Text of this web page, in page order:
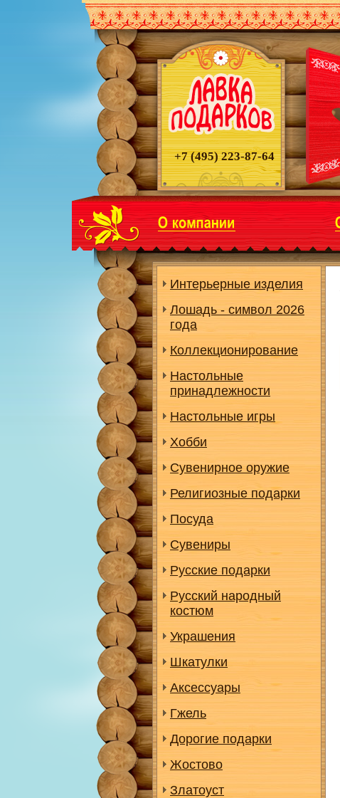
+7 (495) 223-87-64
Интерьерные изделия
Лошадь - символ 2026
года
Коллекционирование
Настольные
принадлежности
Настольные игры
Хобби
Сувенирное оружие
Религиозные подарки
Посуда
Сувениры
Русские подарки
Русский народный
костюм
Украшения
Шкатулки
Аксессуары
Гжель
Дорогие подарки
Жостово
Златоуст